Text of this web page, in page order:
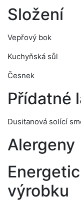
Složení
Vepřový bok
Kuchyňská sůl
Česnek
Přídatné
Dusitanová solící
Alergeny
výrobku